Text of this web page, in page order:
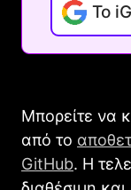
Το
Μπορείτε να
από το
GitHub. Η